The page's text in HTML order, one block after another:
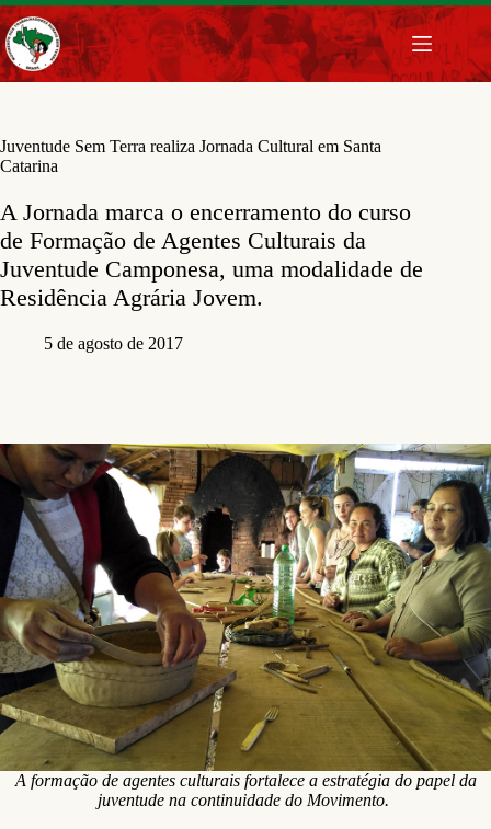
Pular
para
o
conteúdo
Juventude Sem Terra realiza Jornada Cultural em Santa
Catarina
A Jornada marca o encerramento do curso
de Formação de Agentes Culturais da
Juventude Camponesa, uma modalidade de
Residência Agrária Jovem.
5 de agosto de 2017
A formação de agentes culturais fortalece a estratégia do papel da
juventude na continuidade do Movimento.